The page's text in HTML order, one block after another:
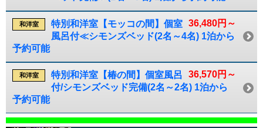
36,480円～
和洋室
特別和洋室【モッコの間】個室
風呂付≪シモンズベッド(2名～4名) 1泊から
予約可能
36,570円～
和洋室
特別和洋室【椿の間】個室風呂
付/シモンズベッド完備(2名～2名) 1泊から
予約可能